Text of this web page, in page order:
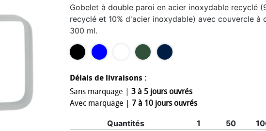
Gobelet à double paroi en acier inoxydable recyclé
recyclé et 10% d'acier inoxydable) avec couvercle à
300 ml.
Délais de livraisons :
Sans marquage | 3 à 5 jours ouvrés
Avec marquage | 7 à 10 jours ouvrés
Quantités 1 50